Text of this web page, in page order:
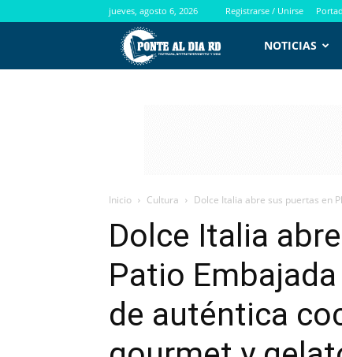
jueves, agosto 6, 2026 Registrarse / Unirse
PontealdiaRD.com
NOTICIAS
Inicio Cultura Dolce Italia abre sus puertas en
Dolce Italia
Patio
de auténtica